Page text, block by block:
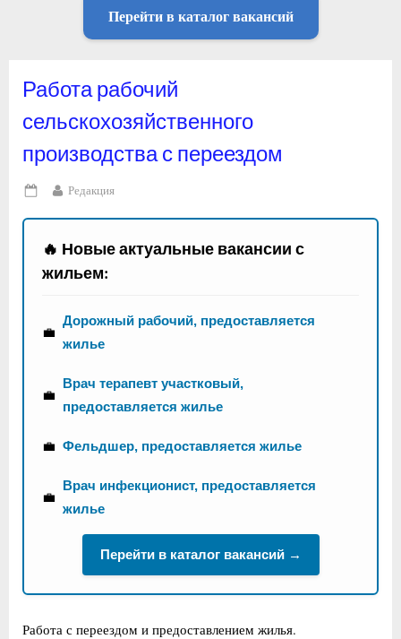
Перейти в каталог вакансий
Работа рабочий
сельскохозяйственного
производства с переездом
Posted
on
By
Редакция
🔥 Новые актуальные вакансии с
жильем:
💼
Дорожный рабочий, предоставляется
жилье
💼
Врач терапевт участковый,
предоставляется жилье
💼 Фельдшер, предоставляется жилье
💼
Врач инфекционист, предоставляется
жилье
Перейти в каталог вакансий →
Работа с переездом и предоставлением жилья.